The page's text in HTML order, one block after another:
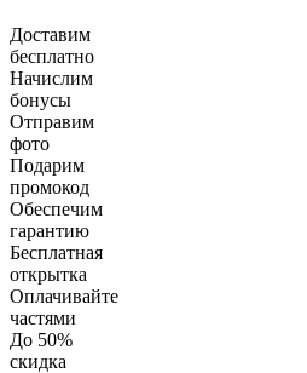
Доставим
бесплатно
Начислим
бонусы
Отправим
фото
Подарим
промокод
Обеспечим
гарантию
Бесплатная
открытка
Оплачивайте
частями
До 50%
скидка